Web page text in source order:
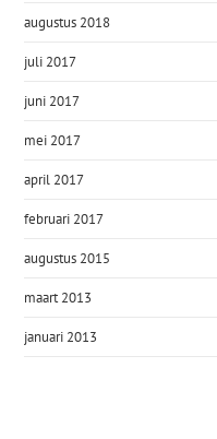
augustus 2018
juli 2017
juni 2017
mei 2017
april 2017
februari 2017
augustus 2015
maart 2013
januari 2013